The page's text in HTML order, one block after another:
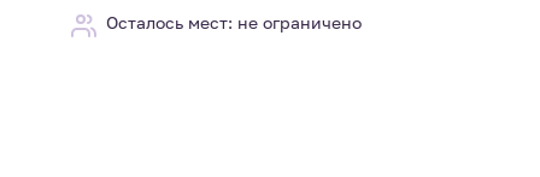
Осталось мест: не ограничено